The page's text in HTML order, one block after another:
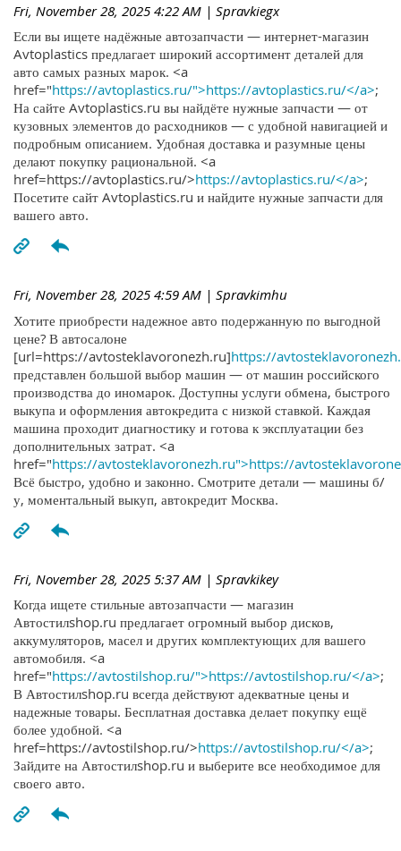
Fri, November 28, 2025 4:22 AM | Spravkiegx
Если вы ищете надёжные автозапчасти — интернет-магазин
Avtoplastics предлагает широкий ассортимент деталей для
авто самых разных марок. <a
href="https://avtoplastics.ru/">https://avtoplastics.ru/</a>;
На сайте Avtoplastics.ru вы найдёте нужные запчасти — от
кузовных элементов до расходников — с удобной навигацией и
подробным описанием. Удобная доставка и разумные цены
делают покупку рациональной. <a
href=https://avtoplastics.ru/>https://avtoplastics.ru/</a>;
Посетите сайт Avtoplastics.ru и найдите нужные запчасти для
вашего авто.
Fri, November 28, 2025 4:59 AM | Spravkimhu
Хотите приобрести надежное авто подержанную по выгодной
цене? В автосалоне
[url=https://avtosteklavoronezh.ru]https://
представлен большой выбор машин — от машин российского
производства до иномарок. Доступны услуги обмена, быстрого
выкупа и оформления автокредита с низкой ставкой. Каждая
машина проходит диагностику и готова к эксплуатации без
дополнительных затрат. <a
href="https://avtosteklavoronezh.ru">https://
Всё быстро, удобно и законно. Смотрите детали — машины б/
у, моментальный выкуп, автокредит Москва.
Fri, November 28, 2025 5:37 AM | Spravkikey
Когда ищете стильные автозапчасти — магазин
Автостилshop.ru предлагает огромный выбор дисков,
аккумуляторов, масел и других комплектующих для вашего
автомобиля. <a
href="https://avtostilshop.ru/">https://avtostilshop.ru/</a>;
В Автостилshop.ru всегда действуют адекватные цены и
надежные товары. Бесплатная доставка делает покупку ещё
более удобной. <a
href=https://avtostilshop.ru/>https://avtostilshop.ru/</a>;
Зайдите на Автостилshop.ru и выберите все необходимое для
своего авто.